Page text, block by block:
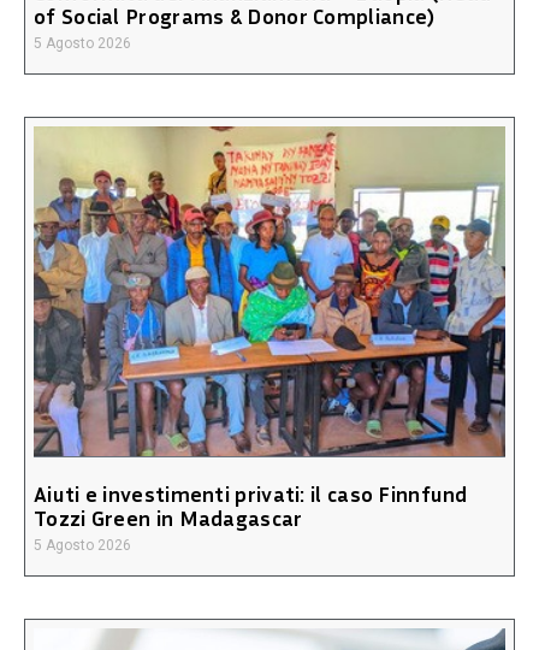
of Social Programs & Donor Compliance)
5 Agosto 2026
Aiuti e investimenti privati: il caso Finnfund
Tozzi Green in Madagascar
5 Agosto 2026